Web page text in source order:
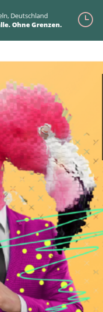
}
Deutschland
Ohne Grenzen.